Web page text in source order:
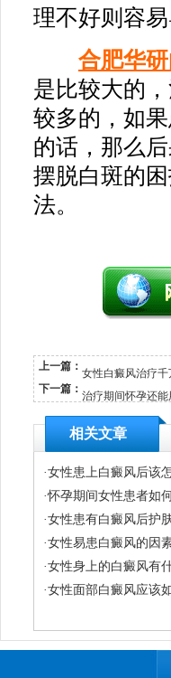
理不好则容易
合肥华
是比较大的
较多的，如
的话，那么
摆脱白斑的
法。
上一篇： 女性白癜风治疗千
下一篇： 治疗期间怀孕还
相关文章
·女性患上白癜风后该
·怀孕期间女性患者如
·女性患有白癜风后护
·女性易患白癜风的因
·女性身上的白癜风有
·女性面部白癜风应该